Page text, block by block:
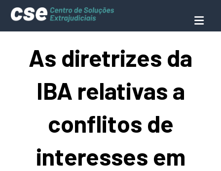
As diretrizes da
IBA relativas a
conflitos de
interesses em